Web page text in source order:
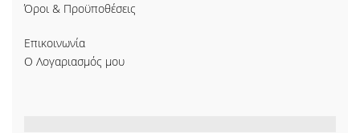
Όροι & Προϋποθέσεις
Επικοινωνία
Ο Λογαριασμός μου